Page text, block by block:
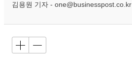
김용원 기자 - one@businesspost.co.kr